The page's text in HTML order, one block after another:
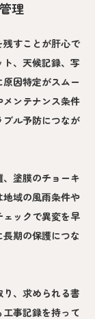
理
すことが肝心で
、天候記録、写
因特定がスムー
ンテナンス条件
ル予防につなが
塗膜のチョーキ
域の風雨条件や
ックで異変を早
期の保護につな
、求められる書
事記録を持って